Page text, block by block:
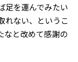
足を運んでみたい
れない、というこ
なと改めて感謝の